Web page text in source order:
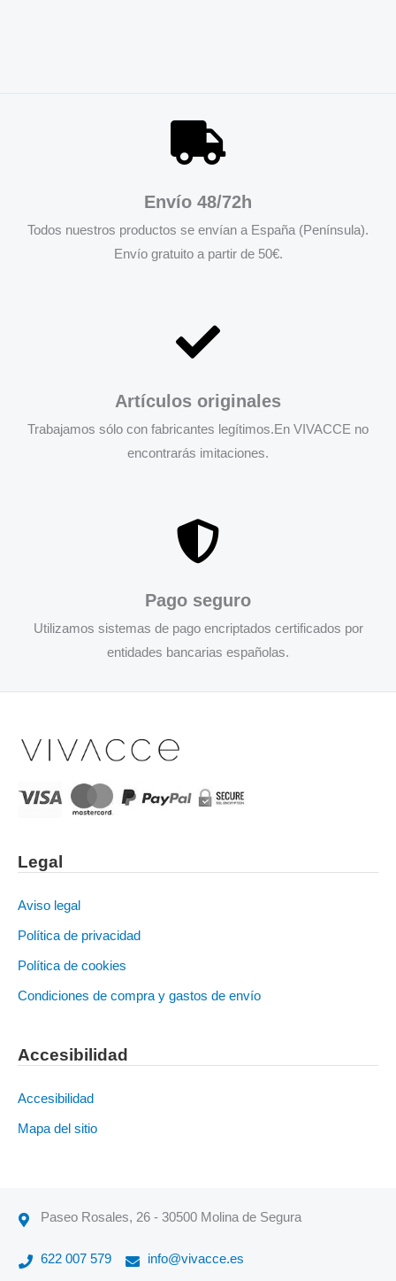
Envío 48/72h
Todos nuestros productos se envían a España (Península).
Envío gratuito a partir de 50€.
Artículos originales
Trabajamos sólo con fabricantes legítimos.En VIVACCE no
encontrarás imitaciones.
Pago seguro
Utilizamos sistemas de pago encriptados certificados por
entidades bancarias españolas.
Legal
Aviso legal
Política de privacidad
Política de cookies
Condiciones de compra y gastos de envío
Accesibilidad
Accesibilidad
Mapa del sitio
Paseo Rosales, 26 - 30500 Molina de Segura
622 007 579 info@vivacce.es